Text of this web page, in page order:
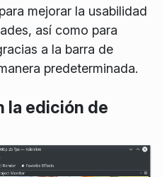
mejorar la usabilidad
así como para
a la barra de
predeterminada.
la edición de